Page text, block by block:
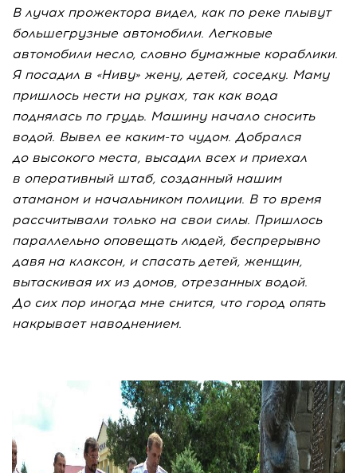
В лучах прожектора видел, как по реке плывут
большегрузные автомобили. Легковые
автомобили несло, словно бумажные кораблики.
Я посадил в «Ниву» жену, детей, соседку. Маму
пришлось нести на руках, так как вода
поднялась по грудь. Машину начало сносить
водой. Вывел ее каким-точудом. Добрался
до высокого места, высадил всех и приехал
в оперативный штаб, созданный нашим
атаманом и начальником полиции. В то время
рассчитывали только на свои силы. Пришлось
параллельно оповещать людей, беспрерывно
давя на клаксон, и спасать детей, женщин,
вытаскивая их из домов, отрезанных водой.
До сих пор иногда мне снится, что город опять
накрывает наводнением.